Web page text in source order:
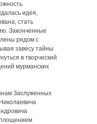
идея,
стать
Законченные
рядом с
завесу тайны
в творческий
мурманских
Заслуженных